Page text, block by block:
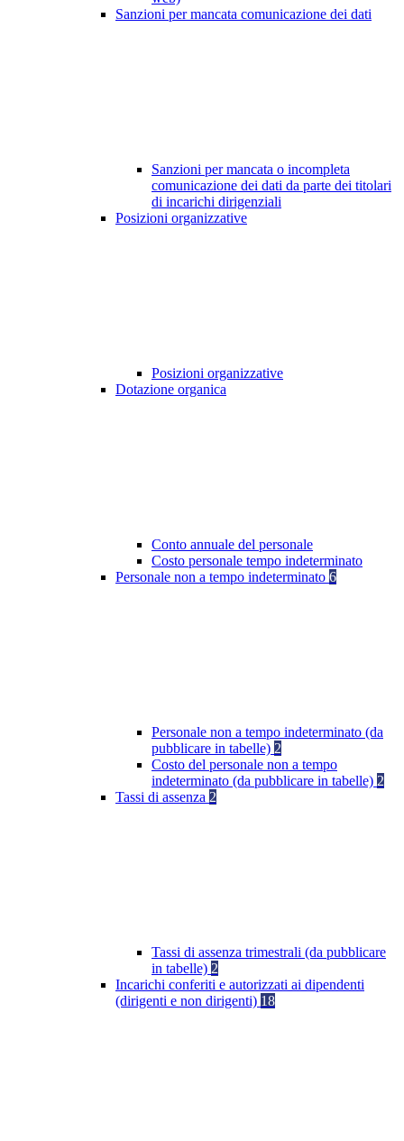
Sanzioni per mancata comunicazione dei dati
Sanzioni per mancata o incompleta
comunicazione dei dati da parte dei titolari
di incarichi dirigenziali
Posizioni organizzative
Posizioni organizzative
Dotazione organica
Conto annuale del personale
Costo personale tempo indeterminato
Personale non a tempo indeterminato 6
Personale non a tempo indeterminato (da
pubblicare in tabelle) 2
Costo del personale non a tempo
indeterminato (da pubblicare in tabelle) 2
Tassi di assenza 2
Tassi di assenza trimestrali (da pubblicare
in tabelle) 2
Incarichi conferiti e autorizzati ai dipendenti
(dirigenti e non dirigenti) 18